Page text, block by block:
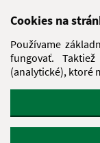
Preskočiť na hlavný
Cookies na
Používame
fungovať.
(analytické), ktoré